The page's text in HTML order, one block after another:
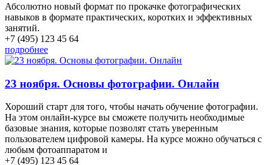
Абсолютно новый формат по прокачке фотографических
навыков в формате практических, коротких и эффективных
занятий.
+7 (495) 123 45 64
подробнее
23 ноября. Основы фотографии. Онлайн
Хороший старт для того, чтобы начать обучение фотографии.
На этом онлайн-курсе вы сможете получить необходимые
базовые знания, которые позволят стать уверенным
пользователем цифровой камеры. На курсе можно обучаться с
любым фотоаппаратом и
+7 (495) 123 45 64